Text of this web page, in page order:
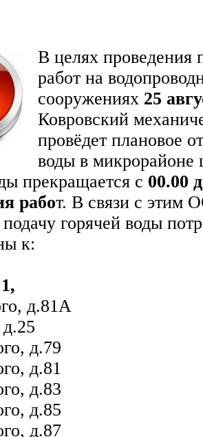
В целях проведения
работ на
сооружениях 25
Ковровский
провёдет плановое
воды в микрорайоне
прекращается с 00.00
работ. В связи с
подачу горячей воды
к:
д.81А
д.79
д.81
д.83
д.85
д.87